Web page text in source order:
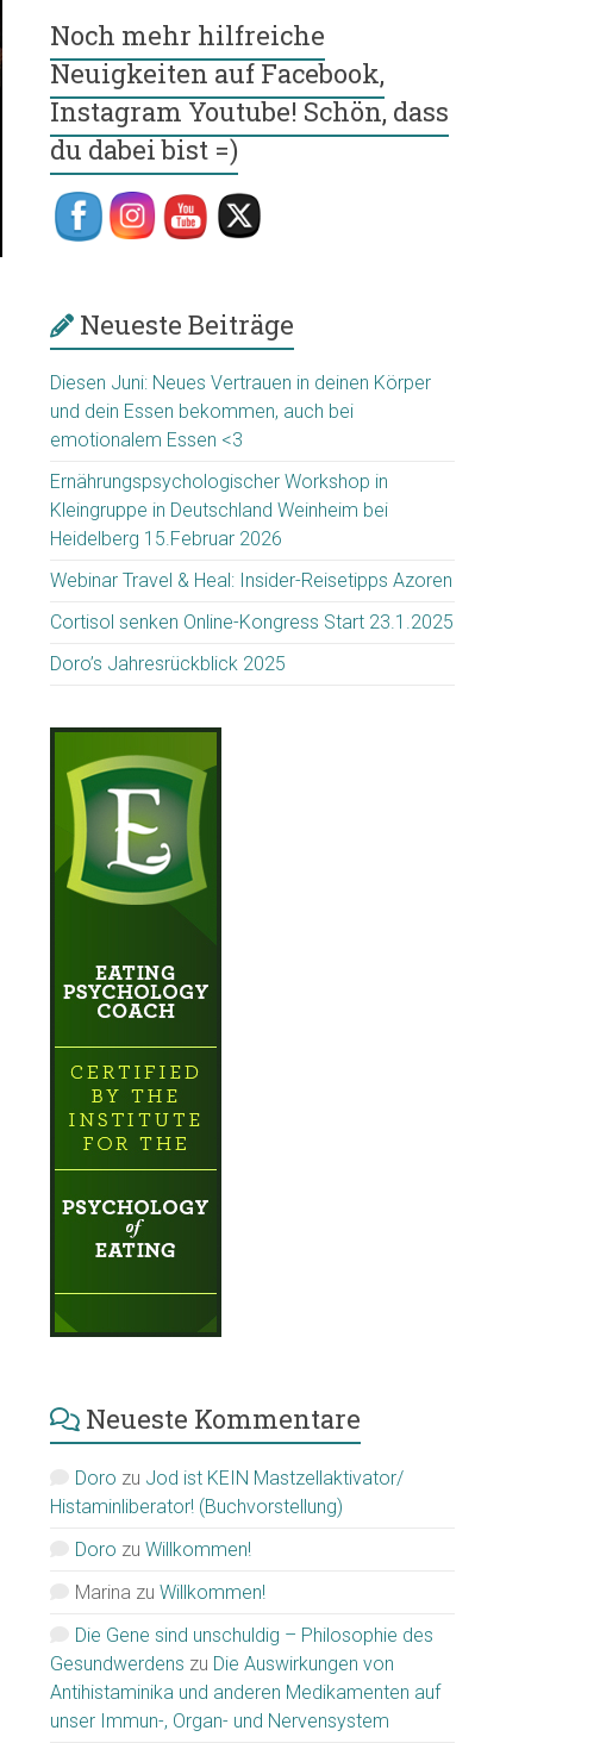
Noch mehr hilfreiche
Neuigkeiten auf Facebook,
Instagram Youtube! Schön, dass
du dabei bist =)
Neueste Beiträge
Diesen Juni: Neues Vertrauen in deinen Körper
und dein Essen bekommen, auch bei
emotionalem Essen <3
Ernährungspsychologischer Workshop in
Kleingruppe in Deutschland Weinheim bei
Heidelberg 15.Februar 2026
Webinar Travel & Heal: Insider-Reisetipps Azoren
Cortisol senken Online-Kongress Start 23.1.2025
Doro’s Jahresrückblick 2025
Neueste Kommentare
Doro zu Jod ist KEIN Mastzellaktivator/
Histaminliberator! (Buchvorstellung)
Doro zuWillkommen!
Marina zuWillkommen!
Die Gene sind unschuldig – Philosophie des
Gesundwerdens zu Die Auswirkungen von
Antihistaminika und anderen Medikamenten auf
unser Immun-, Organ- und Nervensystem